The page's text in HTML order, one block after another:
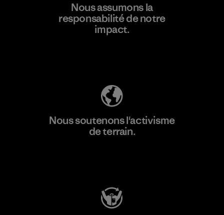
Nous assumons la
responsabilité de notre
impact.
Nous soutenons l'activisme
de terrain.